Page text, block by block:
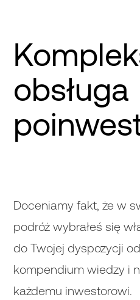
obsługa
Doceniamy fakt, że w
podróż wybrałeś się
do Twojej dyspozycji
kompendium wiedzy i
każdemu inwestorowi.